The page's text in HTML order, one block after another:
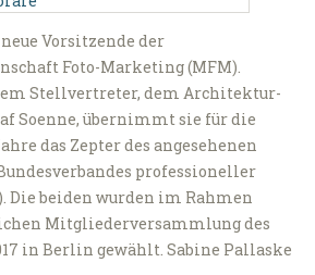
Vorsitzende der
Foto-Marketing (MFM).
Stellvertreter, dem Architektur-
Soenne, übernimmt sie für die
das Zepter des angesehenen
professioneller
Die beiden wurden im Rahmen
Mitgliederversammlung des
in Berlin gewählt. Sabine Pallaske